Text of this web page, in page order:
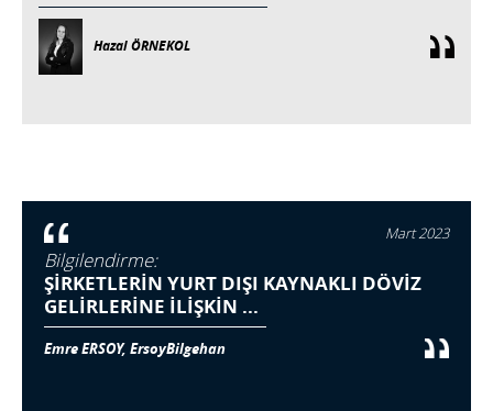
Hazal ÖRNEKOL
Mart 2023
Bilgilendirme:
ŞİRKETLERİN YURT DIŞI KAYNAKLI DÖVİZ
GELİRLERİNE İLİŞKİN ...
Emre ERSOY, ErsoyBilgehan